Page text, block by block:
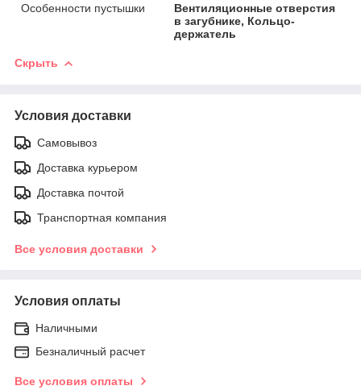
Особенности пустышки
Вентиляционные отверстия
в загубнике, Кольцо-
держатель
Скрыть
Условия доставки
Самовывоз
Доставка курьером
Доставка почтой
Транспортная компания
Все условия доставки
Условия оплаты
Наличными
Безналичный расчет
Все условия оплаты